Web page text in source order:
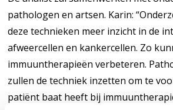
pathologen en artsen. Karin:
deze technieken meer inzicht in de
afweercellen en kankercellen. Zo
immuuntherapieën verbeteren.
zullen de techniek inzetten om te
patiënt baat heeft bij